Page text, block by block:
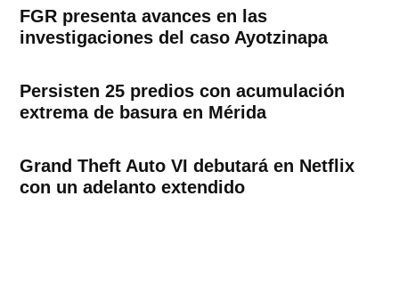
FGR presenta avances en las
investigaciones del caso Ayotzinapa
Persisten 25 predios con acumulación
extrema de basura en Mérida
Grand Theft Auto VI debutará en Netflix
con un adelanto extendido